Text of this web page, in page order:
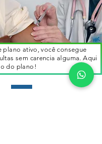
plano ativo, você consegue
sem carencia alguma. Aqui
do plano!